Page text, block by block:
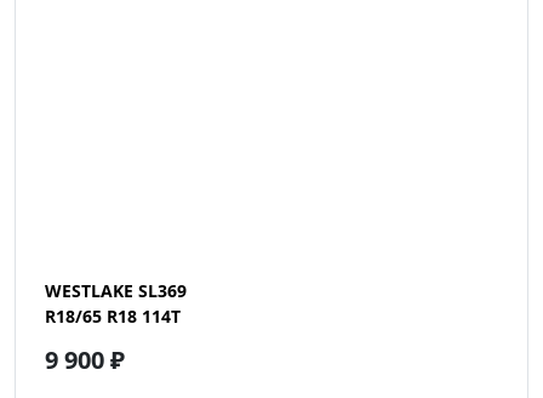
WESTLAKE SL369
R18/65 R18 114T
9 900 ₽